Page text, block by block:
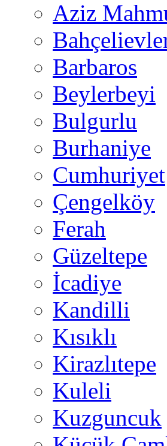
Aziz
Barbaros
Beylerbeyi
Bulgurlu
Burhaniye
Cumhuriyet
Çengelköy
Ferah
Güzeltepe
İcadiye
Kandilli
Kısıklı
Kirazlıtepe
Kuleli
Kuzguncuk